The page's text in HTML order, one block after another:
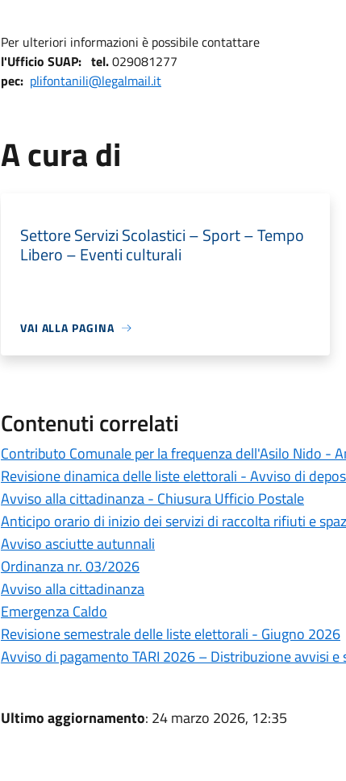
Per ulteriori informazioni è possibile contattare
l'Ufficio SUAP: tel.029081277
pec: plifontanili@legalmail.it
A cura di
Settore Servizi Scolastici – Sport – Tempo
Libero – Eventi culturali
VAI ALLA PAGINA
Contenuti correlati
Contributo Comunale per la frequenza dell'Asilo Nido -
Revisione dinamica delle liste elettorali - Avviso di
Avviso alla cittadinanza - Chiusura Ufficio Postale
Anticipo orario di inizio dei servizi di raccolta rifiuti e
Avviso asciutte autunnali
Ordinanza nr. 03/2026
Avviso alla cittadinanza
Emergenza Caldo
Revisione semestrale delle liste elettorali - Giugno 2026
Avviso di pagamento TARI 2026 – Distribuzione avvisi e
Ultimo aggiornamento: 24 marzo 2026, 12:35